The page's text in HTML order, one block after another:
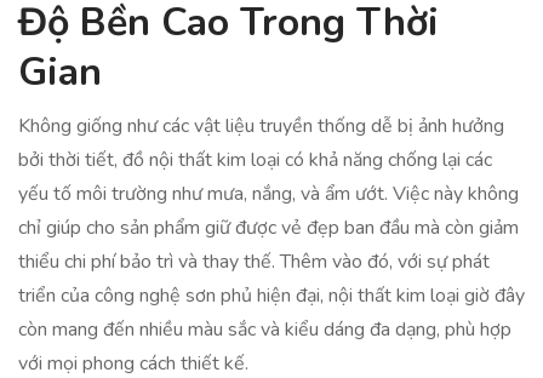
Độ Bền Cao Trong Thời
Gian
Không giống như các vật liệu truyền thống dễ bị ảnh hưởng
bởi thời tiết, đồ nội thất kim loại có khả năng chống lại các
yếu tố môi trường như mưa, nắng, và ẩm ướt. Việc này không
chỉ giúp cho sản phẩm giữ được vẻ đẹp ban đầu mà còn giảm
thiểu chi phí bảo trì và thay thế. Thêm vào đó, với sự phát
triển của công nghệ sơn phủ hiện đại, nội thất kim loại giờ đây
còn mang đến nhiều màu sắc và kiểu dáng đa dạng, phù hợp
với mọi phong cách thiết kế.